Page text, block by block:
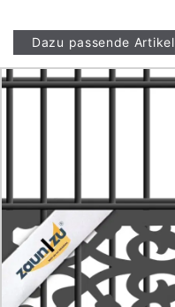
Dazu passende Artikel